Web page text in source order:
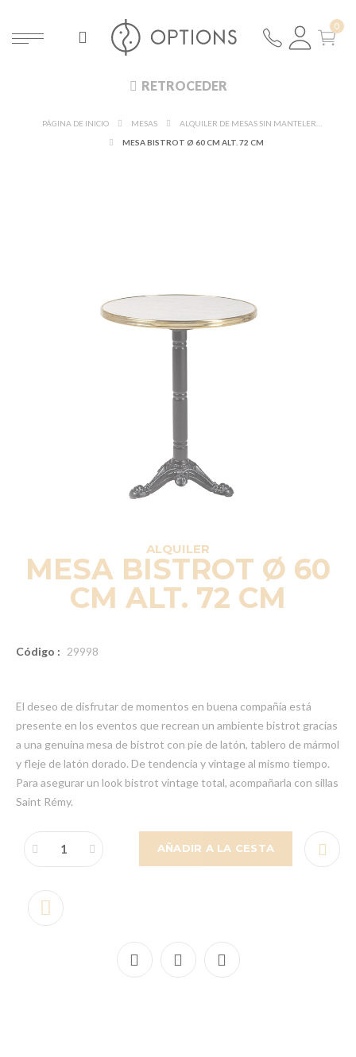
RETROCEDER
PÁGINA DE INICIO MESAS
MESA BISTROT Ø 60 CM ALT. 72 CM
ALQUILER
MESA BISTROT Ø 60
CM ALT. 72 CM
Código : 29998
El deseo de disfrutar de momentos en buena compañía está
presente en los eventos que recrean un ambiente bistrot gracias
a una genuina mesa de bistrot con pie de latón, tablero de mármol
y fleje de latón dorado. De tendencia y vintage al mismo tiempo.
Para asegurar un look bistrot vintage total, acompañarla con sillas
Saint Rémy.
AÑADIR A LA CESTA